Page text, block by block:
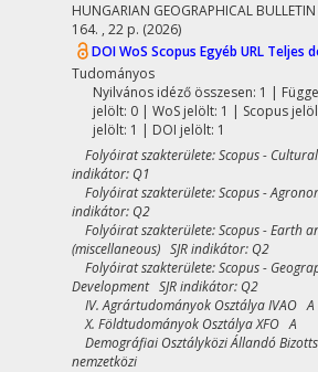
HUNGARIAN GEOGRAPHICAL
164. , 22 p. (2026)
DOIWoS Scopus Egyéb URL Teljes
Tudományos
Nyilvános idéző összesen: 1 |
jelölt: 0 | WoS jelölt: 1 | Scopus
jelölt: 1 | DOI jelölt: 1
Folyóirat szakterülete: Scopus -
indikátor: Q1
Folyóirat szakterülete: Scopus -
indikátor: Q2
Folyóirat szakterülete: Scopus - Earth
(miscellaneous) SJR indikátor: Q2
Folyóirat szakterülete: Scopus -
Development SJR indikátor: Q2
IV. Agrártudományok Osztálya IVAO A
X. Földtudományok Osztálya XFO A
Demográfiai Osztályközi Állandó
nemzetközi